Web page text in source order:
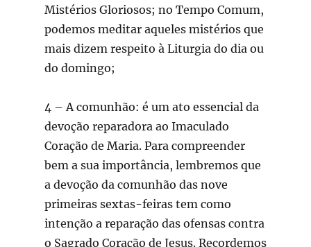
Mistérios Gloriosos; no Tempo Comum,
podemos meditar aqueles mistérios que
mais dizem respeito à Liturgia do dia ou
do domingo;
4 – A comunhão: é um ato essencial da
devoção reparadora ao Imaculado
Coração de Maria. Para compreender
bem a sua importância, lembremos que
a devoção da comunhão das nove
primeiras sextas-feiras tem como
intenção a reparação das ofensas contra
o Sagrado Coração de Jesus. Recordemos